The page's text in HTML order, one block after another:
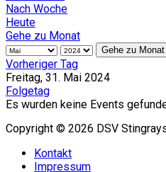
Nach Woche
Heute
Gehe zu Monat
Gehe zu Monat
Vorheriger Tag
Freitag, 31. Mai 2024
Folgetag
Es wurden keine Events
Copyright © 2026 DSV
Kontakt
Impressum